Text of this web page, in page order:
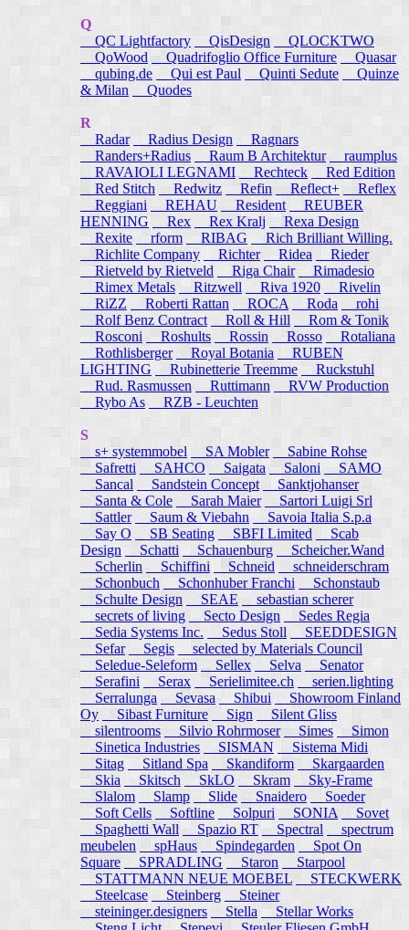
Q
QC Lightfactory
QisDesign
QLOCKTWO
QoWood Quadrifoglio Office Furniture
Quasar
qubing.de
Qui est Paul Quinti Sedute
Quinze
& Milan
Quodes
R
Radar
Radius Design
Ragnars
Randers+Radius
Raum B Architektur raumplus
RAVAIOLI LEGNAMI
Rechteck
Red Edition
Red Stitch
Redwitz Refin Reflect+
Reflex
Reggiani
REHAU Resident
REUBER
HENNING
Rex Rex Kralj
Rexa Design
Rexite
rform RIBAG
Rich Brilliant Willing.
Richlite Company
Richter Ridea
Rieder
Rietveld by Rietveld
Riga Chair
Rimadesio
Rimex Metals
Ritzwell Riva 1920
Rivelin
RiZZ
Roberti Rattan ROCA Roda
rohi
Rolf Benz Contract
Roll & Hill
Rom & Tonik
Rosconi Roshults Rossin Rosso
Rotaliana
Rothlisberger
Royal Botania
RUBEN
LIGHTING
Rubinetterie Treemme
Ruckstuhl
Rud. Rasmussen
Ruttimann
RVW Production
Rybo As
RZB - Leuchten
S
s+ systemmobel
SA Mobler
Sabine Rohse
Safretti
SAHCO Saigata Saloni
SAMO
Sancal
Sandstein Concept
Sanktjohanser
Santa & Cole
Sarah Maier
Sartori Luigi Srl
Sattler
Saum & Viebahn
Savoia Italia S.p.a
Say O
SB Seating SBFI Limited
Scab
Design
Schatti Schauenburg
Scheicher.Wand
Scherlin
Schiffini Schneid
schneiderschram
Schonbuch
Schonhuber Franchi
Schonstaub
Schulte Design
SEAE
sebastian scherer
secrets of living
Secto Design
Sedes Regia
Sedia Systems Inc.
Sedus Stoll
SEEDDESIGN
Sefar
Segis
selected by Materials Council
Seledue-Seleform
Sellex Selva
Senator
Serafini
Serax Serielimitee.ch
serien.lighting
Serralunga
Sevasa Shibui
Showroom Finland
Oy
Sibast Furniture Sign
Silent Gliss
silentrooms
Silvio Rohrmoser Simes Simon
Sinetica Industries
SISMAN
Sistema Midi
Sitag
Sitland Spa Skandiform
Skargaarden
Skia
Skitsch SkLO Skram
Sky-Frame
Slalom
Slamp Slide Snaidero
Soeder
Soft Cells
Softline Solpuri SONIA
Sovet
Spaghetti Wall
Spazio RT Spectral
spectrum
meubelen
spHaus Spindegarden
Spot On
Square
SPRADLING Staron
Starpool
STATTMANN NEUE MOEBEL
STECKWERK
Steelcase
Steinberg
Steiner
steininger.designers
Stella Stellar Works